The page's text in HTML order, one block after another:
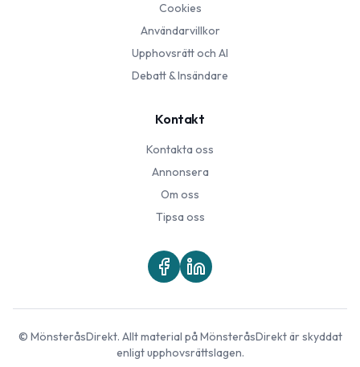
Cookies
Användarvillkor
Upphovsrätt och AI
Debatt & Insändare
Kontakt
Kontakta oss
Annonsera
Om oss
Tipsa oss
© MönsteråsDirekt. Allt material påMönsteråsDirektär skyddat
enligt upphovsrättslagen.